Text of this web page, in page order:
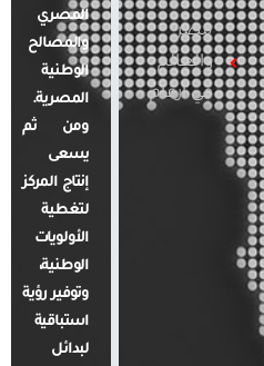
مصر
والعالم
في أرقام
المصري
والمصالح
الوطنية
المصرية.
ومن ثم
يسعى
إنتاج المركز
لتغطية
الأولويات
الوطنية،
وتوفير رؤية
استباقية
لبدائل